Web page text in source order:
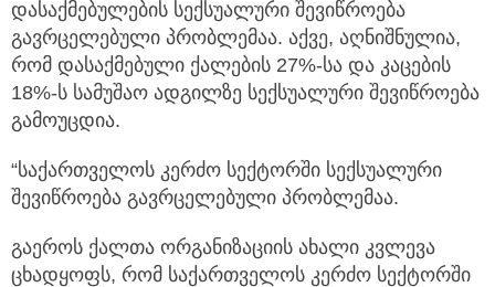
დასაქმებულების სექსუალური შევიწროება
გავრცელებული პრობლემაა. აქვე, აღნიშნულია,
რომ დასაქმებული ქალების 27%-სა და კაცების
18%-ს სამუშაო ადგილზე სექსუალური შევიწროება
გამოუცდია.
“საქართველოს კერძო სექტორში სექსუალური
შევიწროება გავრცელებული პრობლემაა.
გაეროს ქალთა ორგანიზაციის ახალი კვლევა
ცხადყოფს, რომ საქართველოს კერძო სექტორში